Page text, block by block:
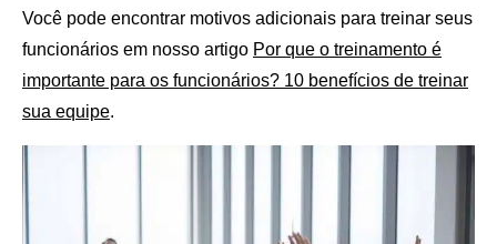
Você pode encontrar motivos adicionais para treinar seus
funcionários em nosso artigo Por que o treinamento é
importante para os funcionários? 10 benefícios de treinar
sua equipe.